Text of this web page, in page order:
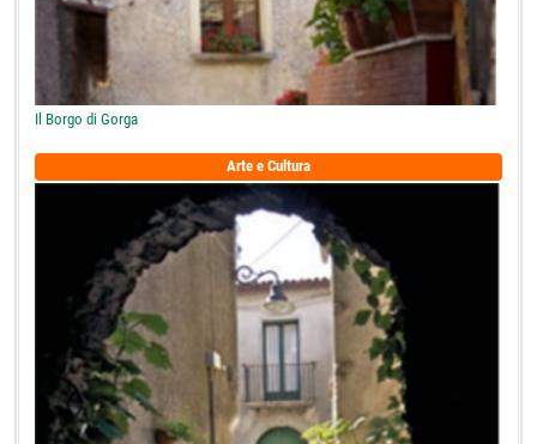
Il Borgo di Gorga
Arte e Cultura